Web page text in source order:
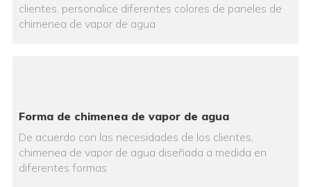
clientes, personalice diferentes colores de paneles de
chimenea de vapor de agua
Forma de chimenea de vapor de agua
De acuerdo con las necesidades de los clientes,
chimenea de vapor de agua diseñada a medida en
diferentes formas